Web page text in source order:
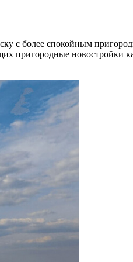
с более спокойным
пригородные новостройки